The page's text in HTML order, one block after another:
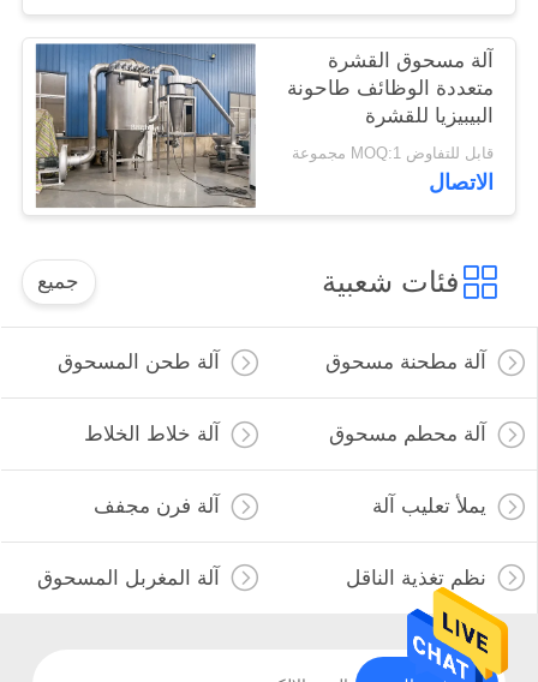
آلة مسحوق القشرة
متعددة الوظائف طاحونة
البيبيزيا للقشرة
قابل للتفاوض MOQ:1 مجموعة
الاتصال
فئات شعبية جميع
آلة مطحنة مسحوق آلة طحن المسحوق
آلة محطم مسحوق آلة خلاط الخلاط
يملأ تعليب آلة آلة فرن مجفف
نظم تغذية الناقل آلة المغربل المسحوق